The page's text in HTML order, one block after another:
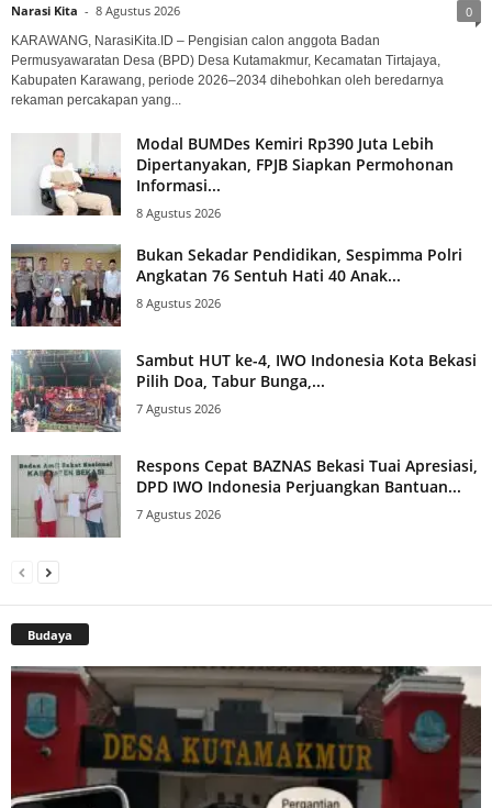
Narasi Kita - 8 Agustus 2026 0
KARAWANG, NarasiKita.ID – Pengisian calon anggota Badan
Permusyawaratan Desa (BPD) Desa Kutamakmur, Kecamatan Tirtajaya,
Kabupaten Karawang, periode 2026–2034 dihebohkan oleh beredarnya
rekaman percakapan yang...
Modal BUMDes Kemiri Rp390 Juta Lebih
Dipertanyakan, FPJB Siapkan Permohonan
Informasi...
8 Agustus 2026
Bukan Sekadar Pendidikan, Sespimma Polri
Angkatan 76 Sentuh Hati 40 Anak...
8 Agustus 2026
Sambut HUT ke-4, IWO Indonesia Kota Bekasi
Pilih Doa, Tabur Bunga,...
7 Agustus 2026
Respons Cepat BAZNAS Bekasi Tuai Apresiasi,
DPD IWO Indonesia Perjuangkan Bantuan...
7 Agustus 2026
Budaya